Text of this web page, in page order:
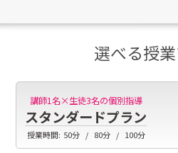
選べる授
講師1名×生徒3名の個別指導
スタンダードプラン
授業時間: 50分 80分 100分